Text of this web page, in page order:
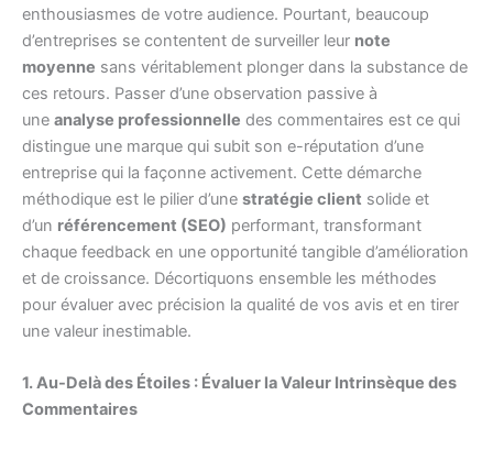
enthousiasmes de votre audience. Pourtant, beaucoup
d’entreprises se contentent de surveiller leur note
moyenne sans véritablement plonger dans la substance de
ces retours. Passer d’une observation passive à
une analyse professionnelle des commentaires est ce qui
distingue une marque qui subit son e-réputation d’une
entreprise qui la façonne activement. Cette démarche
méthodique est le pilier d’une stratégie client solide et
d’un référencement (SEO) performant, transformant
chaque feedback en une opportunité tangible d’amélioration
et de croissance. Décortiquons ensemble les méthodes
pour évaluer avec précision la qualité de vos avis et en tirer
une valeur inestimable.
1. Au-Delà des Étoiles : Évaluer la Valeur Intrinsèque des
Commentaires